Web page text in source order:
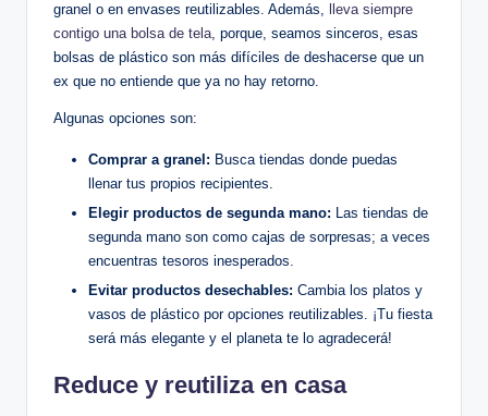
granel o en envases reutilizables. Además, lleva siempre
contigo una bolsa de tela , porque, seamos sinceros, esas
bolsas de plástico son más difíciles de deshacerse que un
ex que no entiende que ya no hay retorno.
Algunas opciones son:
Comprar a granel: Busca tiendas donde puedas
llenar tus propios recipientes.
Elegir productos de segunda mano: Las tiendas de
segunda mano son como cajas de sorpresas; a veces
encuentras tesoros inesperados.
Evitar productos desechables: Cambia los platos y
vasos de plástico por opciones reutilizables. ¡Tu fiesta
será más elegante y el planeta te lo agradecerá!
Reduce y reutiliza en casa